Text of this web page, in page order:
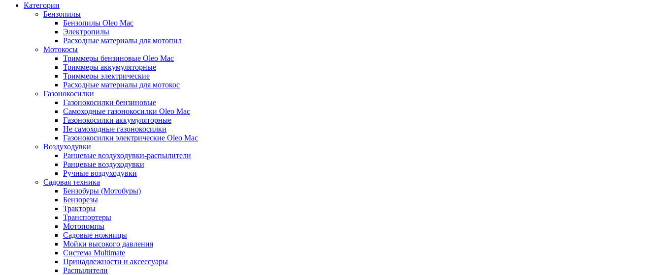
Категории
Бензопилы
Бензопилы Oleo Mac
Электропилы
Расходные материалы для мотопил
Мотокосы
Триммеры бензиновые Oleo Mac
Триммеры аккумуляторные
Триммеры электрические
Расходные материалы для мотокос
Газонокосилки
Газонокосилки бензиновые
Самоходные газонокосилки Oleo Mac
Газонокосилки аккумуляторные
Не самоходные газонокосилки
Газонокосилки электрические Oleo Mac
Воздуходувки
Ранцевые воздуходувки-распылители
Ранцевые воздуходувки
Ручные воздуходувки
Садовая техника
Бензобуры (Мотобуры)
Бензорезы
Тракторы
Транспортеры
Мотопомпы
Садовые ножницы
Мойки высокого давления
Система Multimate
Принадлежности и аксессуары
Распылители